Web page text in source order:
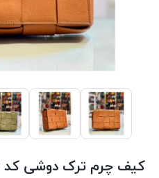
کیف چرم ترک دوشی کد ۲۳۸۲